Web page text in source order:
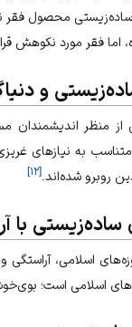
ساده‌زیستی محصول فقر
اما فقر مورد نکوهش
و
از منظر اندیشمندان
به نیازهای
روبرو شده‌اند.[۱۲]
ساده‌زیستی با
اسلامی،
اسلامی است؛